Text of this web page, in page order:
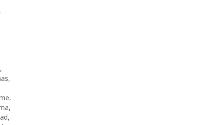
,
,
,
,
,